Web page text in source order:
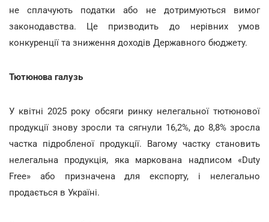
не сплачують податки або не дотримуються вимог
законодавства. Це призводить до нерівних умов
конкуренції та зниження доходів Державного бюджету.
Тютюнова галузь
У квітні 2025 року обсяги ринку нелегальної тютюнової
продукції знову зросли та сягнули 16,2%, до 8,8% зросла
частка підробленої продукції. Вагому частку становить
нелегальна продукція, яка маркована надписом «Duty
Free» або призначена для експорту, і нелегально
продається в Україні.